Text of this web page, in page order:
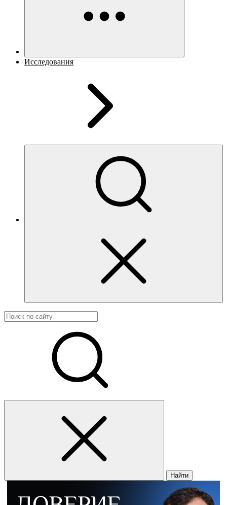
Исследования
Найти